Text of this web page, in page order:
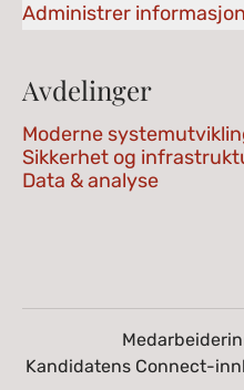
Administrer
Avdelinger
Moderne
Sikkerhet og
Data & analyse
Kandidatens Connect-